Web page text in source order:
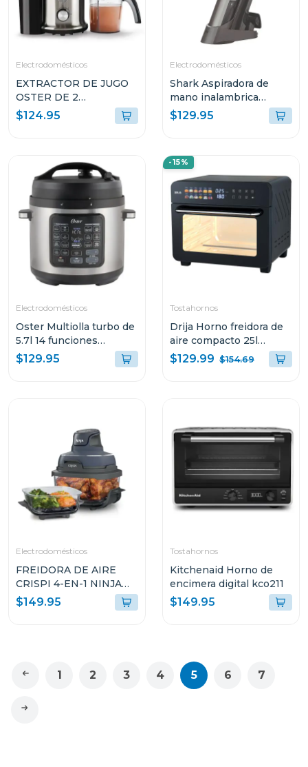
Electrodomésticos
EXTRACTOR DE JUGO
OSTER DE 2
VELOCIDADES
FPSTJE320S
$124.95
Electrodomésticos
Shark Aspiradora de
mano inalambrica
wandvac 201
$129.95
Electrodomésticos
Oster Multiolla turbo de
5.7l 14 funciones
predeterminadas
ckstpcect57
$129.95
-15%
Tostahornos
Drija Horno freidora de
aire compacto 25l
bruschetta
$129.99 $154.69
Electrodomésticos
FREIDORA DE AIRE
CRISPI 4-EN-1 NINJA
DE COLOR AZUL CON
RECIPIENTE DE
$149.95
Tostahornos
Kitchenaid Horno de
encimera digital kco211
$149.95
1 2 3 4 5 6 7